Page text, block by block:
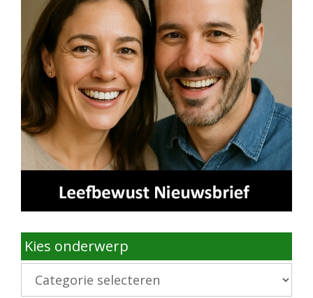
Kies onderwerp
Kies
onderwerp